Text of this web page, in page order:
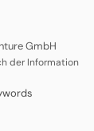
GmbH
der Information